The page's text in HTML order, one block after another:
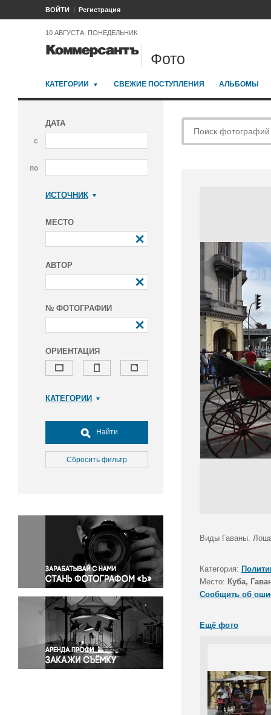
ВОЙТИ Регистрация
10 АВГУСТА, ПОНЕДЕЛЬНИК
Фото
КАТЕГОРИИ СВЕЖИЕ ПОСТУПЛЕНИЯ АЛЬБОМЫ
ДАТА
с
по
ИСТОЧНИК
МЕСТО
АВТОР
№ ФОТОГРАФИИ
ОРИЕНТАЦИЯ
КАТЕГОРИИ
Досуг, туризм и отдых
Культура
Медицина
Окружающая среда
Политика
Правосудие
Происшествия и конфликты
Религия
Светская жизнь
Спорт
Экология
Экономика и бизнес
Найти
Сбросить фильтр
Виды Гаваны.
Категория:
Место: Куба,
Сообщить об
Ещё фото